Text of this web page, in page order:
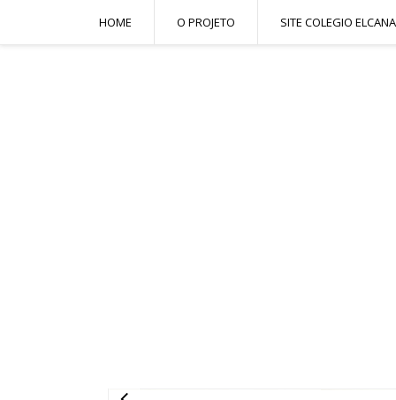
HOME O PROJETO SITE COLEGIO ELCANA